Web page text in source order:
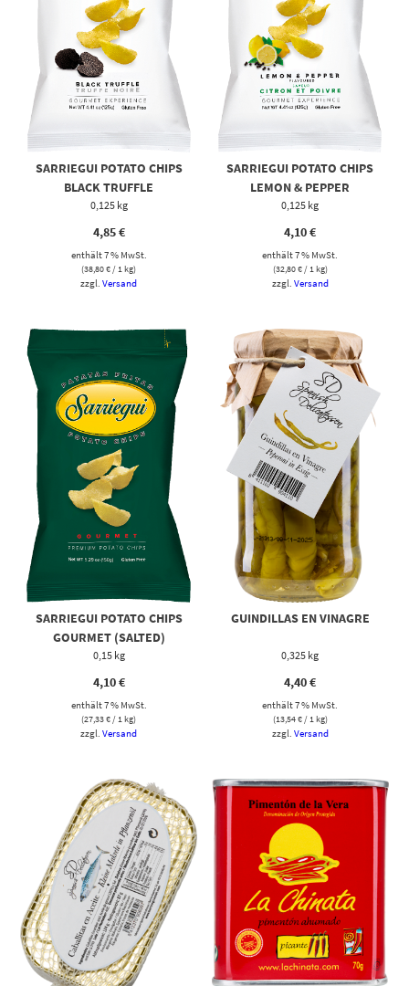
SARRIEGUI POTATO CHIPS
BLACK TRUFFLE
0,125 kg
4,85€
enthält 7 % MwSt.
(38,80€/ 1 kg)
zzgl.Versand
SARRIEGUI POTATO CHIPS
LEMON & PEPPER
0,125 kg
4,10€
enthält 7 % MwSt.
(32,80€/ 1 kg)
zzgl. Versand
SARRIEGUI POTATO CHIPS
GOURMET (SALTED)
0,15 kg
4,10€
enthält 7 % MwSt.
(27,33€/ 1 kg)
zzgl.Versand
GUINDILLAS EN VINAGRE
0,325 kg
4,40€
enthält 7 % MwSt.
(13,54€/ 1 kg)
zzgl. Versand